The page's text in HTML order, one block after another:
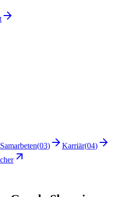
Samarbeten(03) Karriär(04)